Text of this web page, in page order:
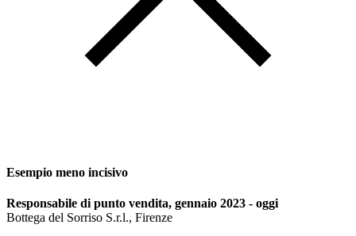
Esempio meno incisivo
Responsabile di punto vendita, gennaio 2023 - oggi
Bottega del Sorriso S.r.l., Firenze